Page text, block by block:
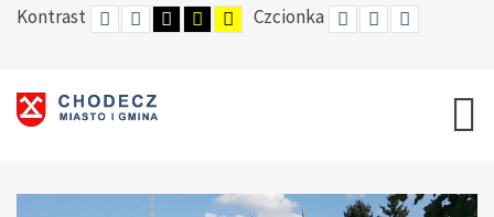
Kontrast DEFAULT
MODE
TRYB
NOCNY
HIGH
CONTRAST
HIGH
CONTRAST
HIGH
CONTRAST
Czcionka SET
SMALLER
SET
DEFAULT
LARGER